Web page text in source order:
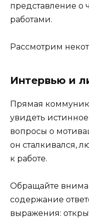
представление о
работами.
Рассмотрим
Интервью и
Прямая
увидеть
вопросы о
он сталкивался,
к работе.
Обращайте
содержание
выражения: